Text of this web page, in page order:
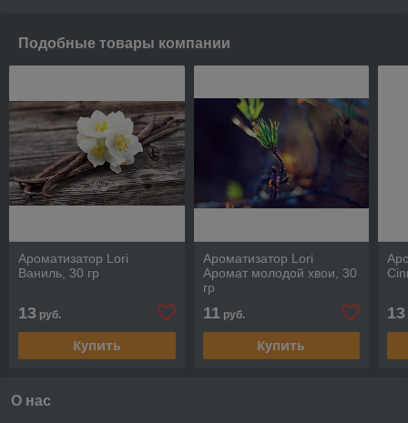
Подобные товары компании
Ароматизатор Lori
Ваниль, 30 гр
13 руб.
Купить
Ароматизатор Lori
Аромат молодой хвои, 30
гр
11руб.
Купить
13
О нас